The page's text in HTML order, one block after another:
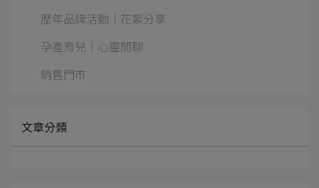
歷年品牌活動｜花絮分享
孕產育兒｜心靈閒聊
銷售門市
文章分類